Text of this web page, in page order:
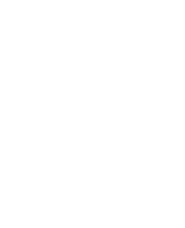
markeras med blå ledfärg. Blådöpet